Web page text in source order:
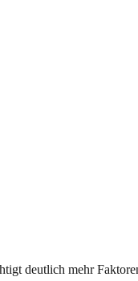
deutlich mehr